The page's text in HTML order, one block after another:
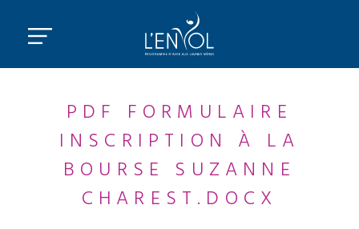
PDF FORMULAIRE
INSCRIPTION À LA
BOURSE SUZANNE
CHAREST.DOCX